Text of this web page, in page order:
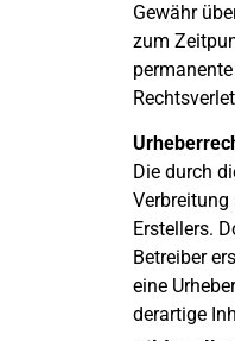
Gewähr
zum
Die durch
Verbreitung
Erstellers.
Betreiber
eine
derartige